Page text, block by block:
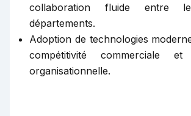
collaboration fluide entre
départements.
Adoption de technologies
compétitivité commerciale
organisationnelle.